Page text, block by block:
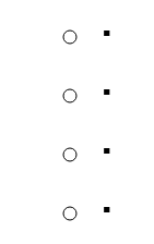
･
･
･
･